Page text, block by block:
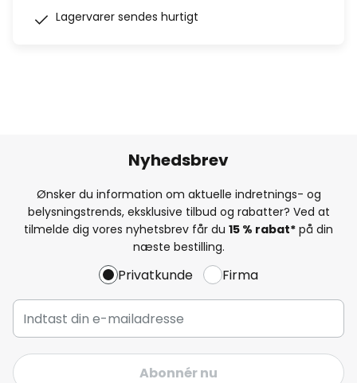
Lagervarer sendes hurtigt
Nyhedsbrev
Ønsker du information om aktuelle indretnings- og
belysningstrends, eksklusive tilbud og rabatter? Ved at
tilmelde dig vores nyhetsbrev får du 15 % rabat* på din
næste bestilling.
Privatkunde Firma
Abonnér nu